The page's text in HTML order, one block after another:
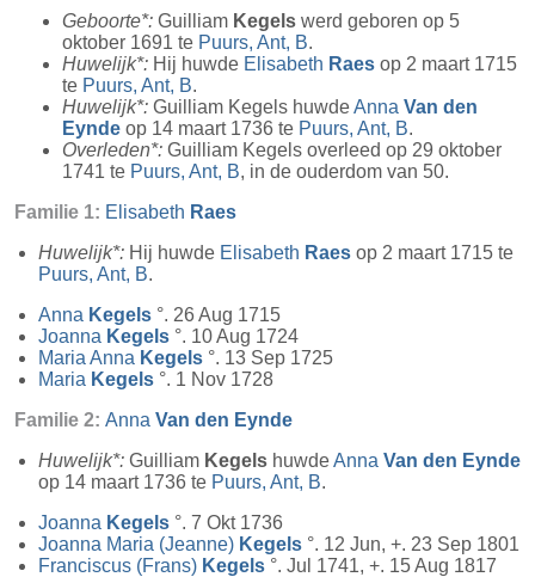
Geboorte*: Guilliam Kegels werd geboren op 5
oktober 1691 te Puurs, Ant, B.
Huwelijk*: Hij huwde Elisabeth Raes op 2 maart 1715
te Puurs, Ant, B.
Huwelijk*: Guilliam Kegels huwdeAnna Van den
Eynde op 14 maart 1736 te Puurs, Ant, B.
Overleden*: Guilliam Kegels overleed op 29 oktober
1741 te Puurs, Ant, B, in de ouderdom van 50.
Familie 1: Elisabeth Raes
Huwelijk*: Hij huwde Elisabeth Raes op 2 maart 1715 te
Puurs, Ant, B.
Anna Kegels °. 26 Aug 1715
Joanna Kegels °. 10 Aug 1724
Maria Anna Kegels °. 13 Sep 1725
Maria Kegels °. 1 Nov 1728
Familie 2: Anna Van den Eynde
Huwelijk*: Guilliam Kegels huwdeAnna Van den Eynde
op 14 maart 1736 te Puurs, Ant, B.
Joanna Kegels °. 7 Okt 1736
Joanna Maria (Jeanne) Kegels °. 12 Jun, +. 23 Sep 1801
Franciscus (Frans) Kegels °. Jul 1741, +. 15 Aug 1817